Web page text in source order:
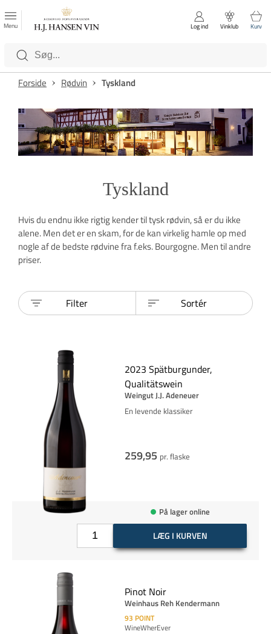
Luk
Kategorier
Menu Log ind Vinklub Kurv
Forside Rødvin Tyskland
Tyskland
Hvis du endnu ikke rigtig kender til tysk rødvin, så er du ikke
alene. Men det er en skam, for de kan virkelig hamle op med
nogle af de bedste rødvine fra f.eks. Bourgogne. Men til andre
priser.
Filter Sortér
2023 Spätburgunder,
Qualitätswein
Weingut J.J. Adeneuer
En levende klassiker
259,95 pr. flaske
På lager online
LÆG I KURVEN
Pinot Noir
Weinhaus Reh Kendermann
93 POINT
WineWherEver